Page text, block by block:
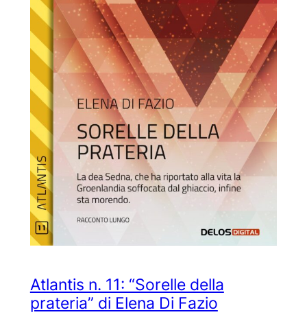
Atlantis n. 11: “Sorelle della
prateria” di Elena Di Fazio